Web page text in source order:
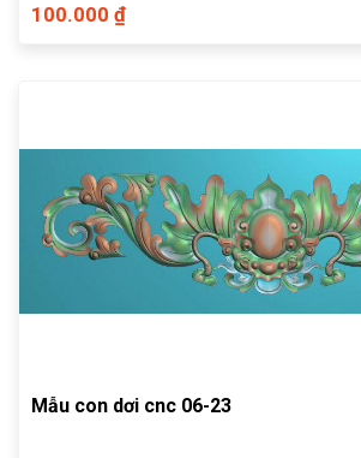
100.000 ₫
Mẫu con dơi cnc 06-23